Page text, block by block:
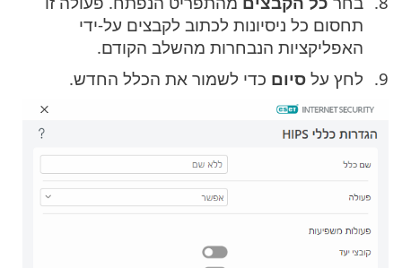
תחסום כל ניסיונות לכתוב לקבצים על-ידי
האפליקציות הנבחרות מהשלב הקודם.
לחץ על סיום כדי לשמור את הכלל החדש.